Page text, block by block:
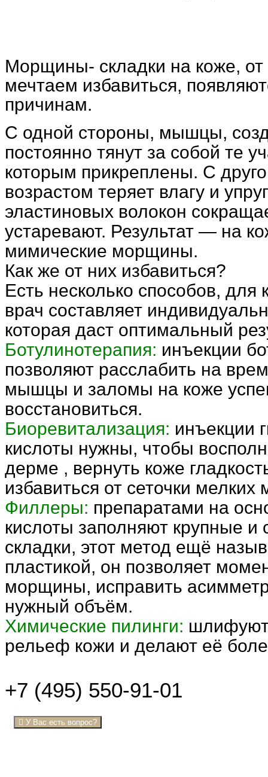
Морщины- складки на коже,
мечтаем избавиться,
причинам.
С одной стороны, мышцы,
постоянно тянут за собой те
которым прикреплены. С
возрастом теряет влагу и
эластиновых волокон
устаревают. Результат — на
мимические морщины.
Как же от них избавиться?
Есть несколько способов, для
врач составляет
которая даст оптимальный
Ботулинотерапия: инъекции
позволяют расслабить на
мышцы и заломы на коже
восстановиться.
Биоревитализация: инъекции
кислоты нужны, чтобы
дерме , вернуть коже
избавиться от сеточки
Филлеры: препаратами на
кислоты заполняют крупные
складки, этот метод ещё
пластикой, он позволяет
морщины, исправить
нужный объём.
Химические пилинги:
рельеф кожи и делают её
+7 (495) 550-91-01
У Вас есть вопрос?